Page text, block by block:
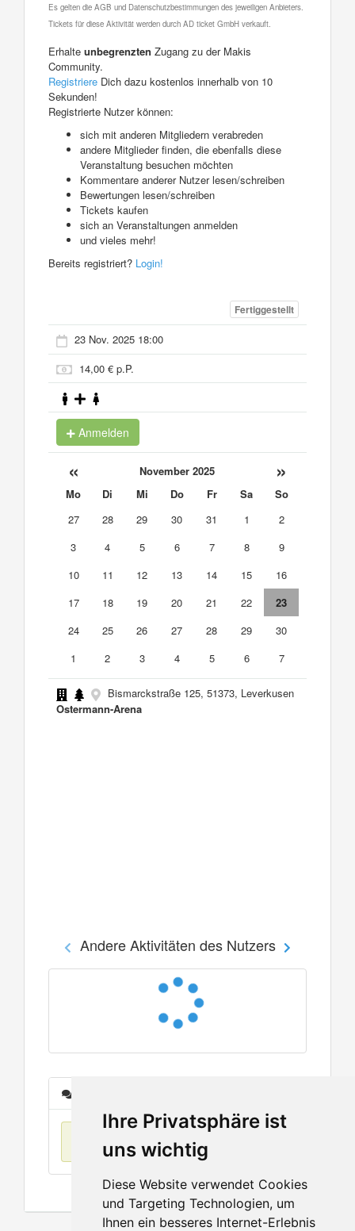
Ihre Privatsphäre ist
uns wichtig
Diese Website verwendet Cookies
und Targeting Technologien, um
Ihnen ein besseres Internet-Erlebnis
Es gelten die AGB und Datenschutzbestimmungen des jeweiligen Anbieters.
Tickets für diese Aktivität werden durch AD ticket GmbH verkauft.
Erhalte unbegrenzten Zugang zu der Makis
Community.
Registriere Dich dazu kostenlos innerhalb von 10
Sekunden!
Registrierte Nutzer können:
sich mit anderen Mitgliedern verabreden
andere Mitglieder finden, die ebenfalls diese
Veranstaltung besuchen möchten
Kommentare anderer Nutzer lesen/schreiben
Bewertungen lesen/schreiben
Tickets kaufen
sich an Veranstaltungen anmelden
und vieles mehr!
Bereits registriert? Login!
Fertiggestellt
23 Nov. 2025 18:00
14,00 € p.P.
Anmelden
« November 2025 »
Mo Di Mi Do Fr Sa
So
27
28 29 30 31 1
2
3
4 5 6 7 8
9
10
11 12 13 14 15
16
17
18 19 20 21 22
23
24
25 26 27 28 29
30
1
2 3 4 5 6 7
Bismarckstraße 125, 51373, Leverkusen
Ostermann-Arena
Andere Aktivitäten des Nutzers
Keine Einträge